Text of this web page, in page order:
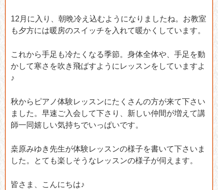
12月に入り、朝晩冷え込むようになりましたね。お教室
も夕方には暖房のスイッチを入れて暖かくしています。
これから手足も冷たくなる季節。身体全体や、手足を動
かして寒さを吹き飛ばすようにレッスンをしていますよ
♪
秋からピアノ体験レッスンにたくさんの方が来て下さい
ました。早速ご入会して下さり、新しい仲間が増えて講
師一同嬉しい気持ちでいっぱいです。
桒原みゆき先生が体験レッスンの様子を書いて下さいま
した。とても楽しそうなレッスンの様子が伺えます。
皆さま、こんにちは♪